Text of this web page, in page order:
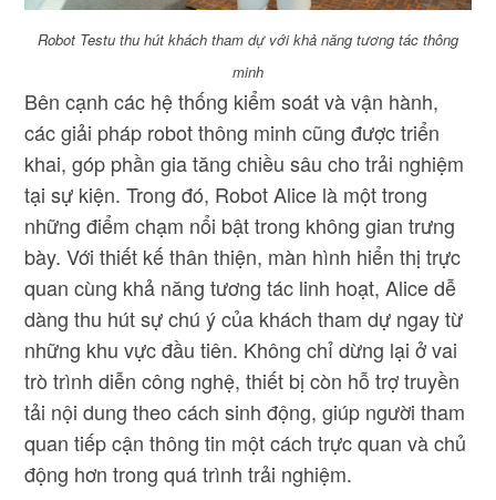
Robot Testu thu hút khách tham dự với khả năng tương tác thông
minh
Bên cạnh các hệ thống kiểm soát và vận hành,
các giải pháp robot thông minh cũng được triển
khai, góp phần gia tăng chiều sâu cho trải nghiệm
tại sự kiện. Trong đó, Robot Alice là một trong
những điểm chạm nổi bật trong không gian trưng
bày. Với thiết kế thân thiện, màn hình hiển thị trực
quan cùng khả năng tương tác linh hoạt, Alice dễ
dàng thu hút sự chú ý của khách tham dự ngay từ
những khu vực đầu tiên. Không chỉ dừng lại ở vai
trò trình diễn công nghệ, thiết bị còn hỗ trợ truyền
tải nội dung theo cách sinh động, giúp người tham
quan tiếp cận thông tin một cách trực quan và chủ
động hơn trong quá trình trải nghiệm.